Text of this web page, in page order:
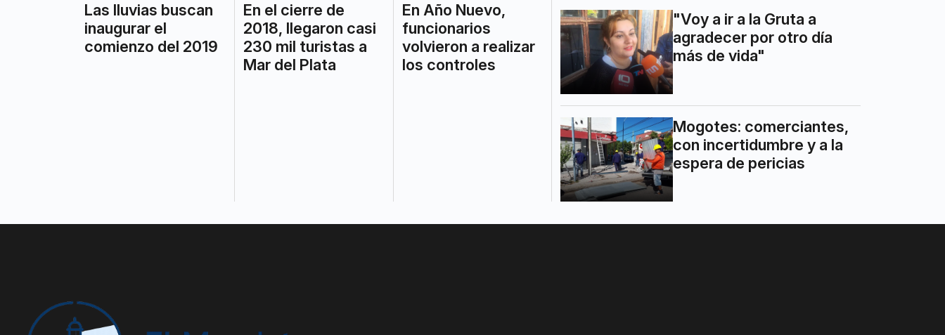
Las lluvias buscan
inaugurar el
comienzo del 2019
En el cierre de
2018, llegaron casi
230 mil turistas a
Mar del Plata
En Año Nuevo,
funcionarios
volvieron a realizar
los controles
"Voy a ir a la Gruta a
agradecer por otro día
más de vida"
Mogotes: comerciantes,
con incertidumbre y a la
espera de pericias